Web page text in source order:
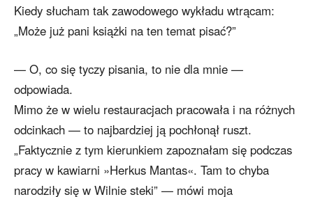
Kiedy słucham tak zawodowego wykładu wtrącam:
„Może już pani książki na ten temat pisać?”
— O, co się tyczy pisania, to nie dla mnie —
odpowiada.
Mimo że w wielu restauracjach pracowała i na różnych
odcinkach — to najbardziej ją pochłonął ruszt.
„Faktycznie z tym kierunkiem zapoznałam się podczas
pracy w kawiarni »Herkus Mantas«. Tam to chyba
narodziły się w Wilnie steki” — mówi moja